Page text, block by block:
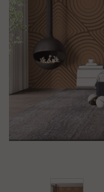
SÉJOURS, TABLES
MEUBLES
RANGEMENTS
CHAMBRE ET LITERIE
NOS SERVICES